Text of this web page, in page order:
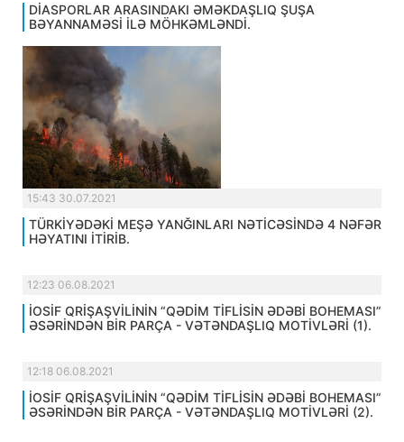
DİASPORLAR ARASINDAKI ƏMƏKDAŞLIQ ŞUŞA
BƏYANNAMƏSİ İLƏ MÖHKƏMLƏNDİ.
15:43 30.07.2021
TÜRKİYƏDƏKİ MEŞƏ YANĞINLARI NƏTİCƏSİNDƏ 4 NƏFƏR
HƏYATINI İTİRİB.
12:23 06.08.2021
İOSİF QRİŞAŞVİLİNİN “QƏDİM TİFLİSİN ƏDƏBİ BOHEMASI”
ƏSƏRİNDƏN BİR PARÇA - VƏTƏNDAŞLIQ MOTİVLƏRİ (1).
12:18 06.08.2021
İOSİF QRİŞAŞVİLİNİN “QƏDİM TİFLİSİN ƏDƏBİ BOHEMASI”
ƏSƏRİNDƏN BİR PARÇA - VƏTƏNDAŞLIQ MOTİVLƏRİ (2).